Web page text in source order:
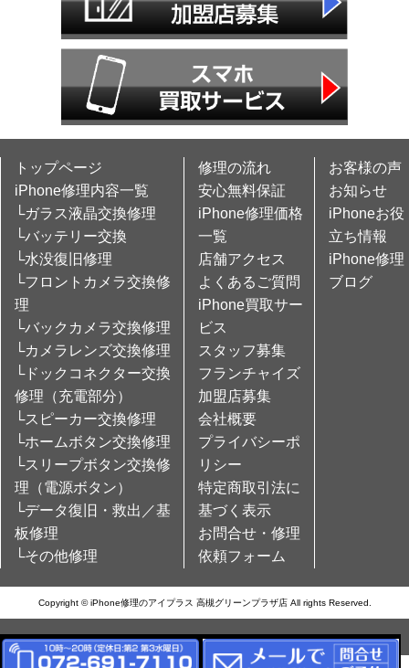
トップページ
iPhone修理内容一覧
└ガラス液晶交換修理
└バッテリー交換
└水没復旧修理
└フロントカメラ交換修
理
└バックカメラ交換修理
└カメラレンズ交換修理
└ドックコネクター交換
修理（充電部分）
└スピーカー交換修理
└ホームボタン交換修理
└スリープボタン交換修
理（電源ボタン）
└データ復旧・救出／基
板修理
└その他修理
修理の流れ
安心無料保証
iPhone修理価格
一覧
店舗アクセス
よくあるご質問
iPhone買取サー
ビス
スタッフ募集
フランチャイズ
加盟店募集
会社概要
プライバシーポ
リシー
特定商取引法に
基づく表示
お問合せ・修理
依頼フォーム
お客様の声
お知らせ
iPhoneお役
立ち情報
iPhone修理
ブログ
Copyright © iPhone修理のアイプラス 高槻グリーンプラザ店 All rights Reserved.